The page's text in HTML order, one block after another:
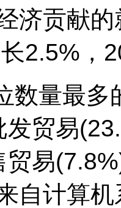
济贡献
2.5%，
数量最多
贸易
易
自计算